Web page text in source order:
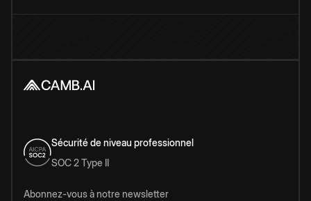
Sécurité de niveau professionnel
SOC 2 Type II
Abonnez-vous à notre newsletter